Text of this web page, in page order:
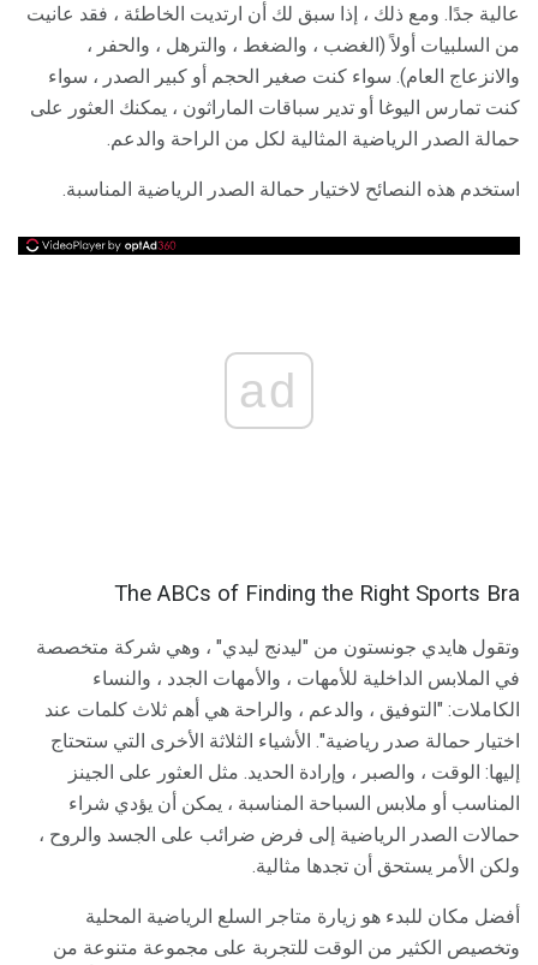
عالية جدًا. ومع ذلك ، إذا سبق لك أن ارتديت الخاطئة ، فقد عانيت
من السلبيات أولاً (الغضب ، والضغط ، والترهل ، والحفر ،
والانزعاج العام). سواء كنت صغير الحجم أو كبير الصدر ، سواء
كنت تمارس اليوغا أو تدير سباقات الماراثون ، يمكنك العثور على
حمالة الصدر الرياضية المثالية لكل من الراحة والدعم.
استخدم هذه النصائح لاختيار حمالة الصدر الرياضية المناسبة.
ad
The ABCs of Finding the Right Sports Bra
وتقول هايدي جونستون من "ليدنج ليدي" ، وهي شركة متخصصة
في الملابس الداخلية للأمهات ، والأمهات الجدد ، والنساء
الكاملات: "التوفيق ، والدعم ، والراحة هي أهم ثلاث كلمات عند
اختيار حمالة صدر رياضية". الأشياء الثلاثة الأخرى التي ستحتاج
إليها: الوقت ، والصبر ، وإرادة الحديد. مثل العثور على الجينز
المناسب أو ملابس السباحة المناسبة ، يمكن أن يؤدي شراء
حمالات الصدر الرياضية إلى فرض ضرائب على الجسد والروح ،
ولكن الأمر يستحق أن تجدها مثالية.
أفضل مكان للبدء هو زيارة متاجر السلع الرياضية المحلية
وتخصيص الكثير من الوقت للتجربة على مجموعة متنوعة من